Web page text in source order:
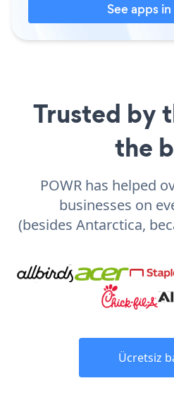
See apps
Trusted by
the
POWR has helped
businesses on
(besides Antarctica,
Ücretsiz